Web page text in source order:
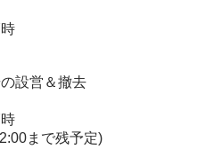
設営＆撤去
まで残予定)